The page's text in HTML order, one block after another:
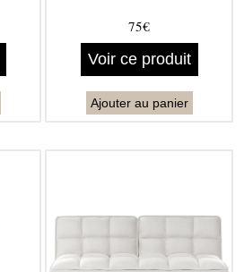
75€
Voir ce produit
Ajouter au panier